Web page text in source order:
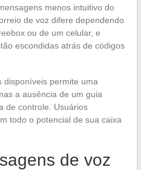
menos intuitivo do
de voz difere dependendo
ou de um celular, e
escondidas atrás de códigos
disponíveis permite uma
a ausência de um guia
de controle. Usuários
todo o potencial de sua caixa
de voz